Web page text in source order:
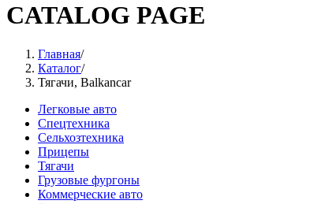
CATALOG PAGE
Главная/
Каталог/
Тягачи, Balkancar
Легковые авто
Спецтехника
Сельхозтехника
Прицепы
Тягачи
Грузовые фургоны
Коммерческие авто